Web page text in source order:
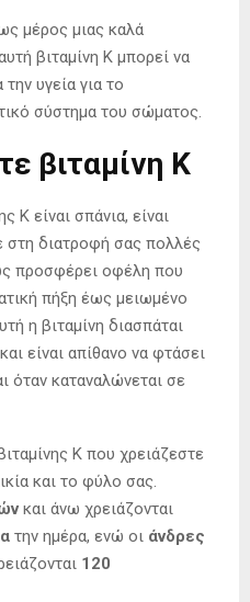
μέρος μιας καλά
βιταμίνη Κ μπορεί να
υγεία για το
σύστημα του σώματος.
βιταμίνη Κ
Κ είναι σπάνια, είναι
στη διατροφή σας πολλές
προσφέρει οφέλη που
πήξη έως μειωμένο
η βιταμίνη διασπάται
είναι απίθανο να φτάσει
όταν καταναλώνεται σε
Κ που χρειάζεστε
και το φύλο σας.
και άνω χρειάζονται
την ημέρα, ενώ οι άνδρες
120